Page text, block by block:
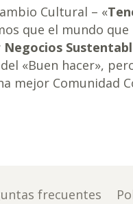
Cultural – «
que el mundo
«Buen hacer»,
mejor Comunidad
frecuentes